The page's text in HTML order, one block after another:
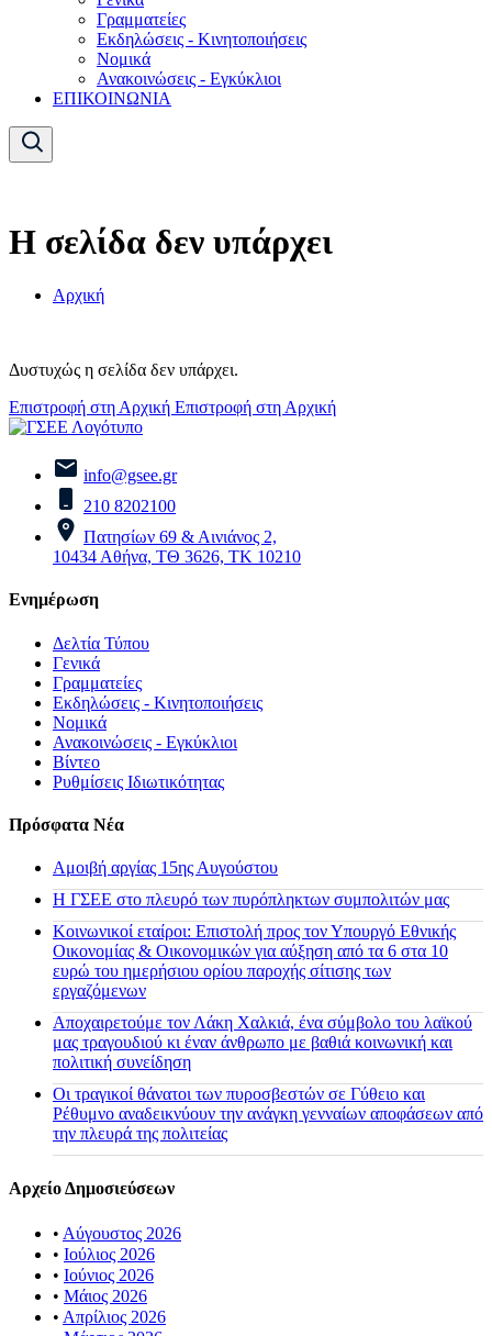
Γραμματείες
Εκδηλώσεις - Κινητοποιήσεις
Νομικά
Ανακοινώσεις - Εγκύκλιοι
ΕΠΙΚΟΙΝΩΝΙΑ
Η σελίδα δεν υπάρχει
Αρχική
Δυστυχώς η σελίδα δεν υπάρχει.
Επιστροφή στη Αρχική Επιστροφή στη Αρχική
info@gsee.gr
210 8202100
Πατησίων 69 & Αινιάνος 2,
10434 Αθήνα, ΤΘ 3626, ΤΚ 10210
Ενημέρωση
Δελτία Τύπου
Γενικά
Γραμματείες
Εκδηλώσεις - Κινητοποιήσεις
Νομικά
Ανακοινώσεις - Εγκύκλιοι
Βίντεο
Ρυθμίσεις Ιδιωτικότητας
Πρόσφατα Νέα
Αμοιβή αργίας 15ης Αυγούστου
H ΓΣΕΕ στο πλευρό των πυρόπληκτων συμπολιτών μας
Κοινωνικοί εταίροι: Επιστολή προς τον Υπουργό Εθνικής
Οικονομίας & Οικονομικών για αύξηση από τα 6 στα 10
ευρώ του ημερήσιου ορίου παροχής σίτισης των
εργαζόμενων
Αποχαιρετούμε τον Λάκη Χαλκιά, ένα σύμβολο του λαϊκού
μας τραγουδιού κι έναν άνθρωπο με βαθιά κοινωνική και
πολιτική συνείδηση
Οι τραγικοί θάνατοι των πυροσβεστών σε Γύθειο και
Ρέθυμνο αναδεικνύουν την ανάγκη γενναίων αποφάσεων από
την πλευρά της πολιτείας
Αρχείο Δημοσιεύσεων
• Αύγουστος 2026
• Ιούλιος 2026
• Ιούνιος 2026
• Μάιος 2026
• Απρίλιος 2026